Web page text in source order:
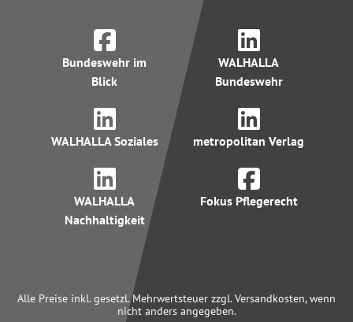
Bundeswehr im
Blick
WALHALLA
Bundeswehr
WALHALLA Soziales metropolitan Verlag
WALHALLA
Nachhaltigkeit
Fokus Pflegerecht
Alle Preise inkl. gesetzl. Mehrwertsteuer zzgl. Versandkosten, wenn
nicht anders angegeben.